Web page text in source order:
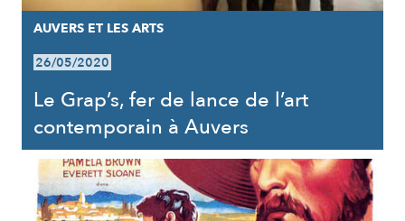
AUVERS ET LES ARTS
26/05/2020
Le Grap’s, fer de lance de l’art
contemporain à Auvers